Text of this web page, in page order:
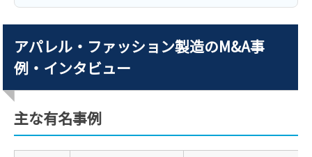
アパレル・ファッション製造のM&A事
例・インタビュー
主な有名事例